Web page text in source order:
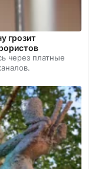
грозит
через платные